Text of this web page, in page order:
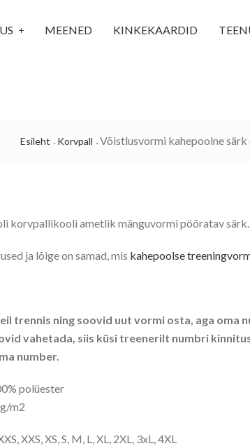
MEENED KINKEKAARDID
Esileht Korvpall Võistlusvormi kahepoolne särk
korvpallikooli ametlik mänguvormi pööratav särk.
ja lõige on samad, mis kahepoolse
trennis ning soovid uut vormi osta, aga oma
vahetada, siis küsi treenerilt numbri
number.
polüester
m2
XXS, XS, S, M, L, XL, 2XL, 3xL, 4XL